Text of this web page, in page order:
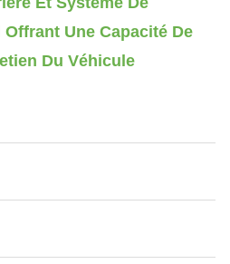
Une Capacité De
Du Véhicule